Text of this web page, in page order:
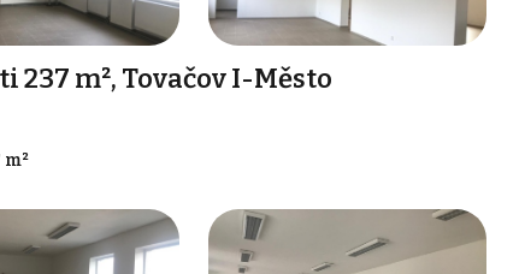
m², Tovačov I-Město
m²